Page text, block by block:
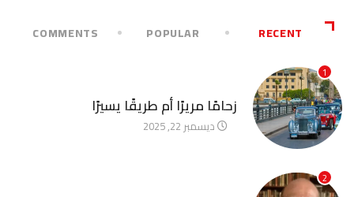
RECENT
POPULAR
COMMENTS
1
زحامًا مريرًا أم طريقًا يسيرًا
ديسمبر 22, 2025
2